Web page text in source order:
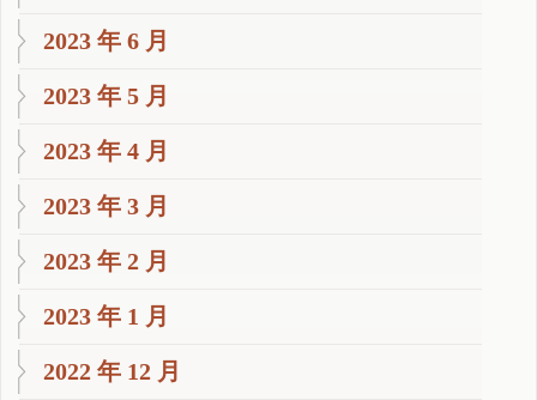
2023 年 6 月
2023 年 5 月
2023 年 4 月
2023 年 3 月
2023 年 2 月
2023 年 1 月
2022 年 12 月